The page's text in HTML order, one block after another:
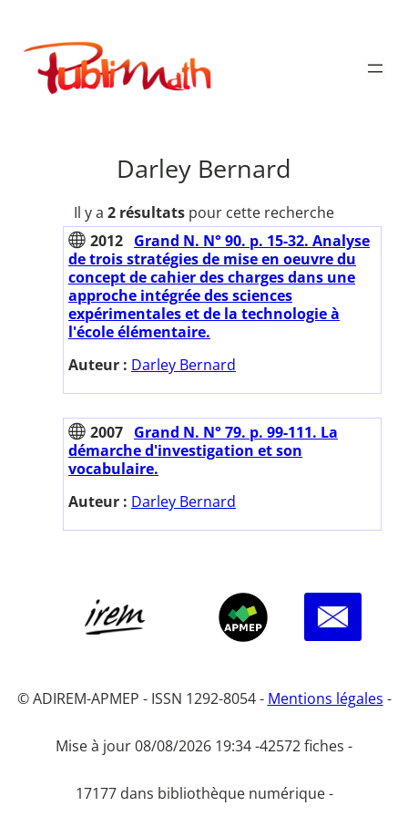
contenu
Publimath
Darley Bernard
Il y a 2 résultats pour cette recherche
2012 Grand N. N° 90. p. 15-32. Analyse
de trois stratégies de mise en oeuvre du
concept de cahier des charges dans une
approche intégrée des sciences
expérimentales et de la technologie à
l'école élémentaire.
Auteur : Darley Bernard
2007 Grand N. N° 79. p. 99-111. La
démarche d'investigation et son
vocabulaire.
Auteur : Darley Bernard
© ADIREM-APMEP - ISSN 1292-8054 - Mentions légales -
Mise à jour 08/08/2026 19:34 -42572 fiches -
17177 dans bibliothèque numérique -